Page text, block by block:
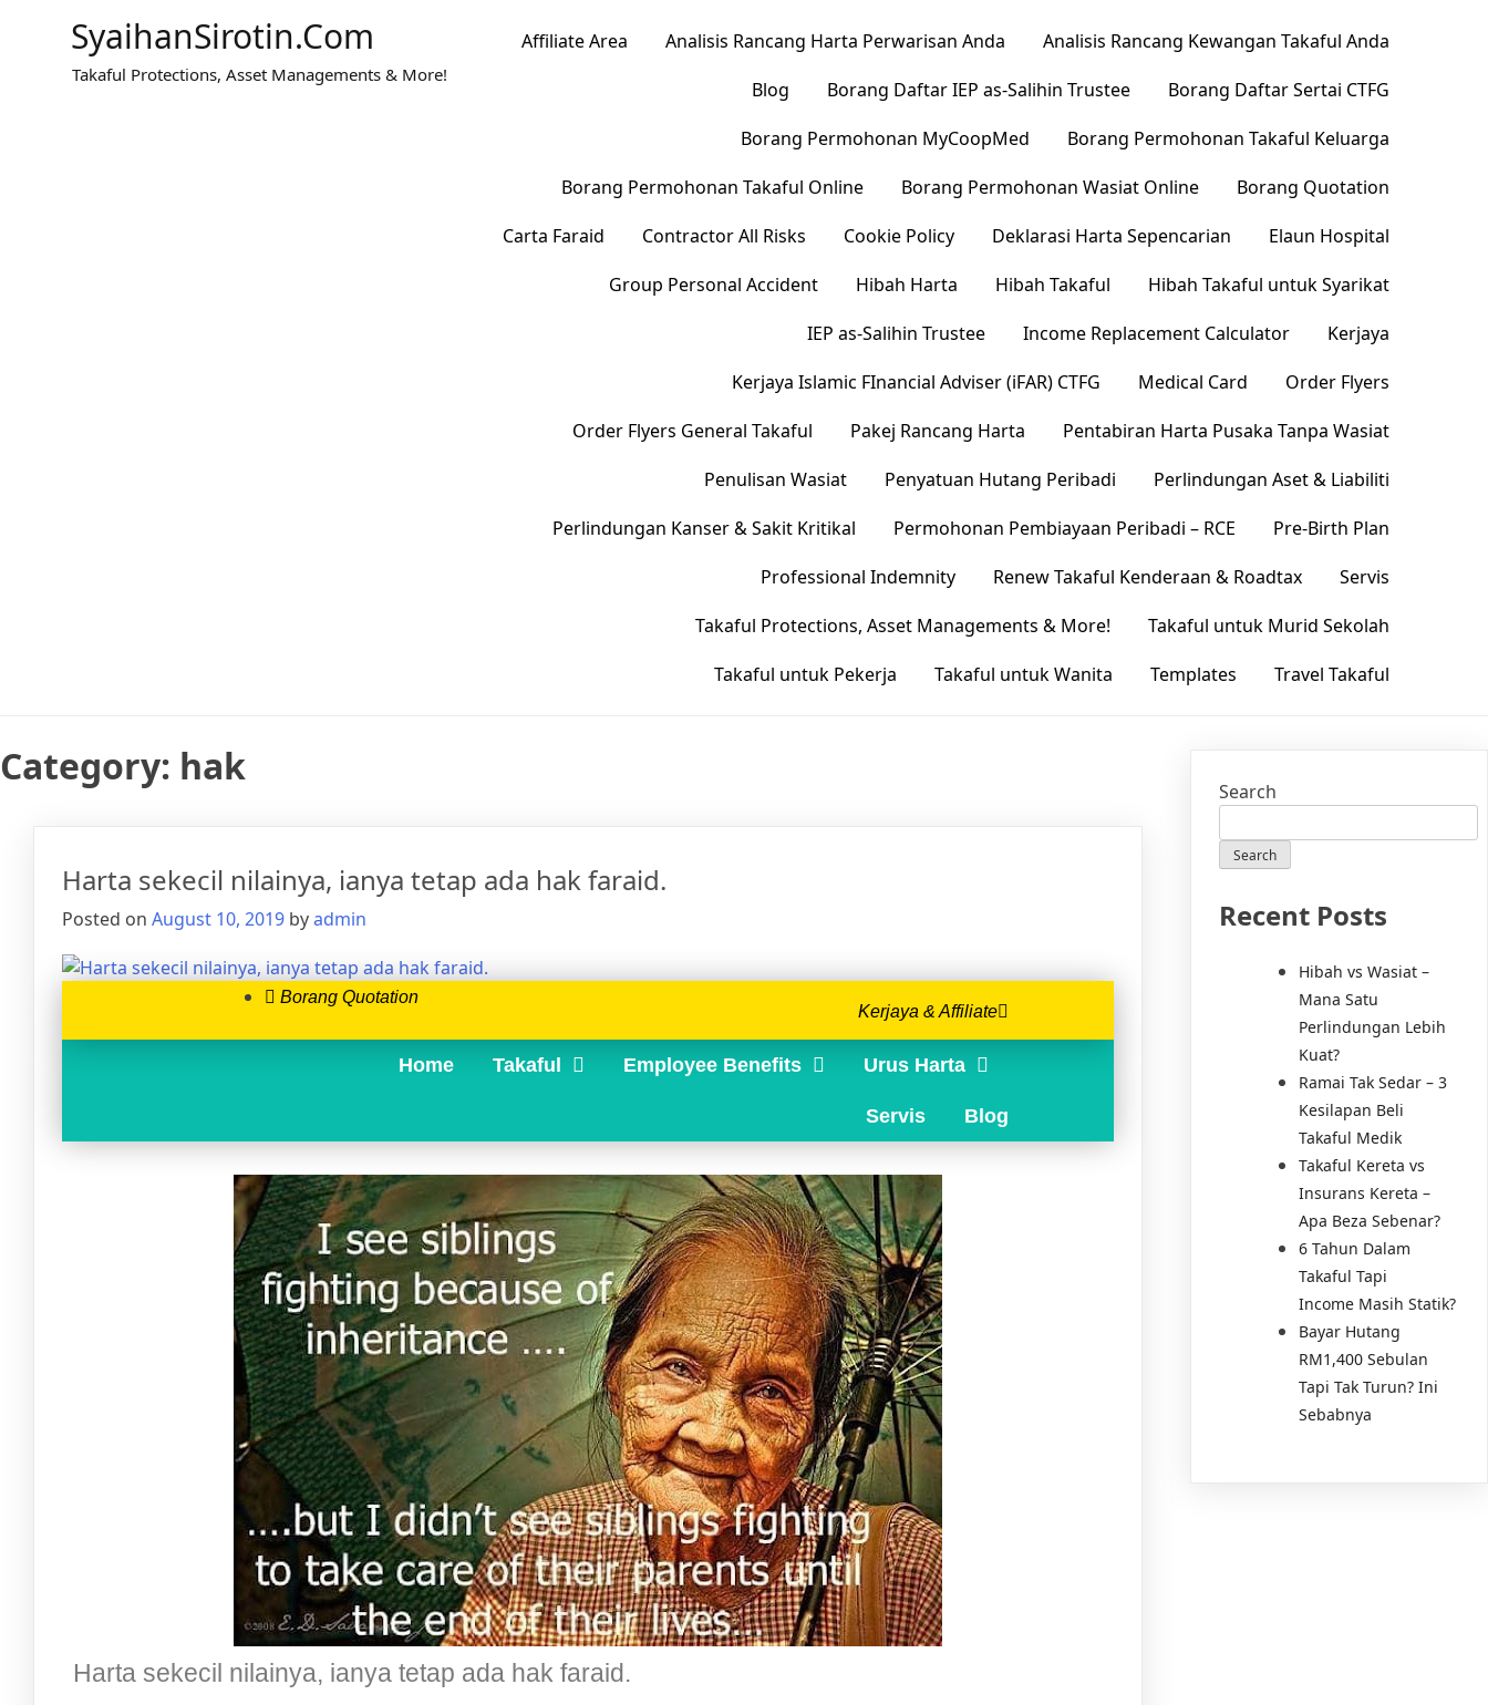
SyaihanSirotin.com
Takaful Protections, Asset Managements & More!
Affiliate Area Analisis Rancang Harta Perwarisan Anda
Analisis Rancang Kewangan Takaful Anda
Blog
Borang Daftar IEP as-Salihin Trustee
Borang Daftar Sertai CTFG
Borang Permohonan MyCoopMed
Borang Permohonan Takaful Keluarga
Borang Permohonan Takaful Online
Borang Permohonan Wasiat Online
Borang Quotation
Carta Faraid
Contractor All Risks Cookie Policy Deklarasi Harta Sepencarian
Elaun Hospital
Group Personal Accident
Hibah Harta Hibah Takaful
Hibah Takaful untuk Syarikat
IEP as-Salihin Trustee
Income Replacement Calculator
Kerjaya
Kerjaya Islamic FInancial Adviser (iFAR) CTFG
Medical Card
Order Flyers
Order Flyers General Takaful
Pakej Rancang Harta
Pentabiran Harta Pusaka Tanpa Wasiat
Penulisan Wasiat
Penyatuan Hutang Peribadi
Perlindungan Aset & Liabiliti
Perlindungan Kanser & Sakit Kritikal
Permohonan Pembiayaan Peribadi – RCE
Pre-Birth Plan
Professional Indemnity
Renew Takaful Kenderaan & Roadtax
Servis
Takaful Protections, Asset Managements & More!
Takaful untuk Murid Sekolah
Takaful untuk Pekerja
Takaful untuk Wanita Templates Travel Takaful
Category: hak
Harta sekecil nilainya, ianya tetap ada hak faraid.
Posted on August 10, 2019 byadmin
Borang Quotation
Kerjaya & Affiliate
Home Takaful Employee Benefits Urus Harta
Servis Blog
Harta sekecil nilainya, ianya tetap ada hak faraid.
Search
Search
Recent Posts
Hibah vs Wasiat –
Mana Satu
Perlindungan Lebih
Kuat?
Ramai Tak Sedar – 3
Kesilapan Beli
Takaful Medik
Takaful Kereta vs
Insurans Kereta –
Apa Beza Sebenar?
6 Tahun Dalam
Takaful Tapi
Income Masih Statik?
Bayar Hutang
RM1,400 Sebulan
Tapi Tak Turun? Ini
Sebabnya